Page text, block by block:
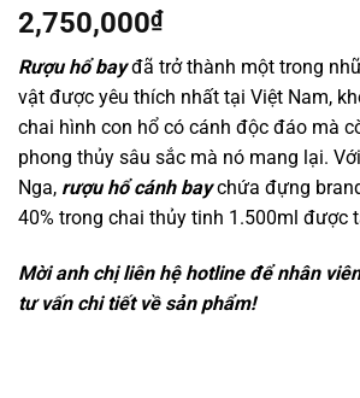
2,750,000₫
Rượu hổ bayđã trở thành một trong
vật được yêu thích nhất tại Việt Nam,
chai hình con hổ có cánh độc đáo mà
phong thủy sâu sắc mà nó mang lại.
Nga, rượu hổ cánh baychứa đựng
40% trong chai thủy tinh 1.500ml được
Mời anh chị liên hệ hotline để nhân
tư vấn chi tiết về sản phẩm!